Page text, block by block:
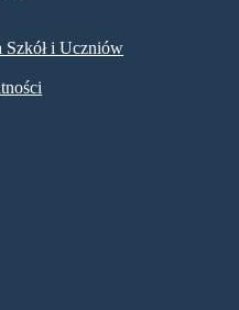
Szkół i Uczniów